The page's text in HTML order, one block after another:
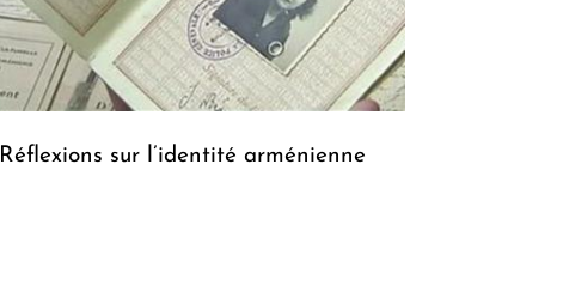
Réflexions sur l’identité arménienne